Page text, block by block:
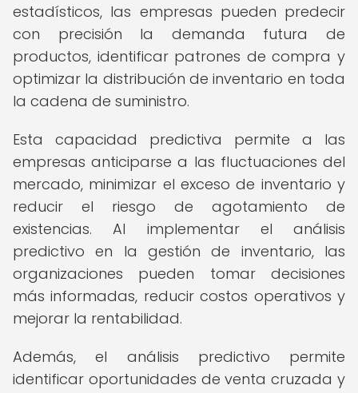
estadísticos, las empresas pueden predecir
con precisión la demanda futura de
productos, identificar patrones de compra y
optimizar la distribución de inventario en toda
la cadena de suministro.
Esta capacidad predictiva permite a las
empresas anticiparse a las fluctuaciones del
mercado, minimizar el exceso de inventario y
reducir el riesgo de agotamiento de
existencias. Al implementar el análisis
predictivo en la gestión de inventario, las
organizaciones pueden tomar decisiones
más informadas, reducir costos operativos y
mejorar la rentabilidad.
Además, el análisis predictivo permite
identificar oportunidades de venta cruzada y